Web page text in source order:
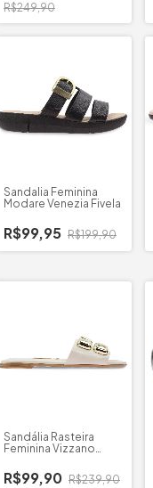
R$249,90
Sandalia Feminina
Modare Venezia Fivela
R$99,95 R$199,90
Sandália Rasteira
Feminina Vizzano
R$99,90 R$239,90